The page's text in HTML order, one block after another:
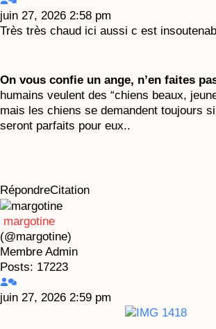
juin 27, 2026 2:58 pm
Très très chaud ici aussi c est
On vous confie un ange, n’en faites
humains veulent des “chiens beaux,
mais les chiens se demandent toujours
seront parfaits pour eux..
RépondreCitation
margotine
(@margotine)
Membre Admin
Posts: 17223
juin 27, 2026 2:59 pm